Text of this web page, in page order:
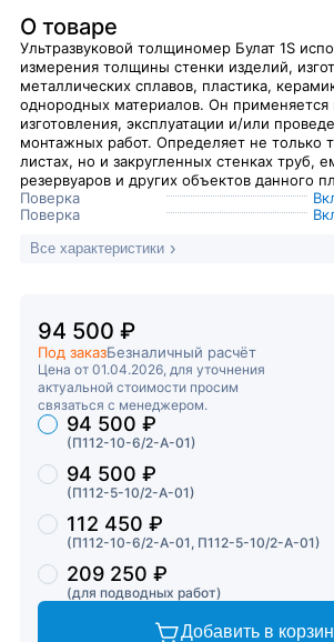
О товаре
Ультразвуковой толщиномер Булат 1S
измерения толщины стенки изделий,
металлических сплавов, пластика,
однородных материалов. Он применяется
изготовления, эксплуатации и/или
монтажных работ. Определяет не только
листах, но и закругленных стенках труб,
резервуаров и других объектов данного
Поверка
Поверка
Все характеристики
94 500 ₽
Под заказБезналичный расчёт
Цена от 01.04.2026, для уточнения
актуальной стоимости просим
связаться с менеджером.
Торговые предложения
(П112-10-6/2-А-01)
94 500 ₽
(П112-5-10/2-А-01)
94 500 ₽
(П112-10-6/2-А-01, П112-5-10/2-А-01)
112 450 ₽
(для подводных работ)
209 250 ₽
Добавить в